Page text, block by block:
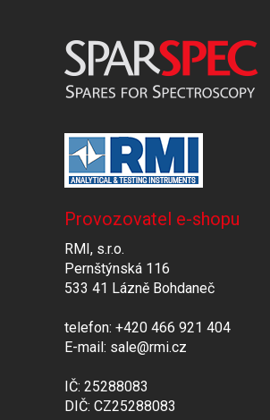
Provozovatel e-shopu
RMI, s.r.o.
Pernštýnská 116
533 41 Lázně Bohdaneč
telefon: +420 466 921 404
E-mail: sale@rmi.cz
IČ: 25288083
DIČ: CZ25288083